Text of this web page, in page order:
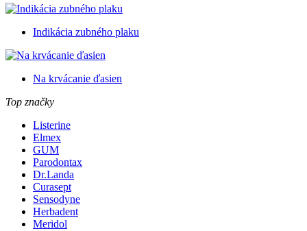
Indikácia zubného plaku
Na krvácanie ďasien
Top značky
Listerine
Elmex
GUM
Parodontax
Dr.Landa
Curasept
Sensodyne
Herbadent
Meridol